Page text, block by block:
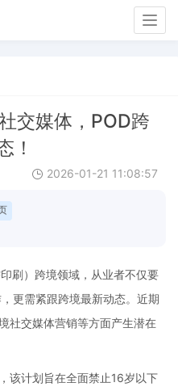
交媒体，POD跨
！
2026-01-21 11:08:57
刷）跨境领域，从业者不仅要
更需紧跟跨境最新动态。近期
社交媒体营销等方面产生潜在
该计划旨在全面禁止16岁以下